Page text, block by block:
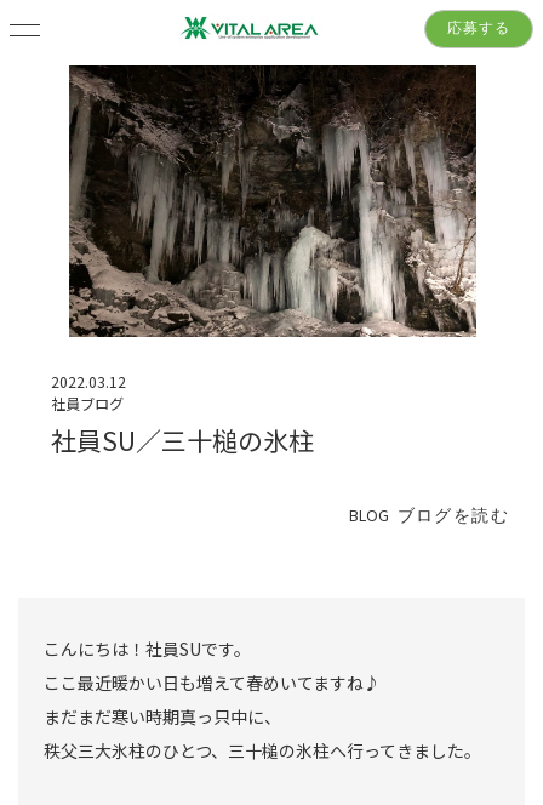
応募する
2022.03.12
社員ブログ
社員SU／三十槌の氷柱
BLOG ブログを読む
こんにちは！社員SUです。
ここ最近暖かい日も増えて春めいてますね♪
まだまだ寒い時期真っ只中に、
秩父三大氷柱のひとつ、三十槌の氷柱へ行ってきました。